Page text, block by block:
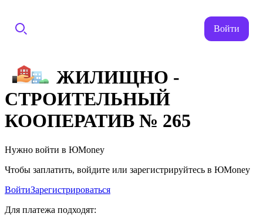
Войти
ЖИЛИЩНО -
СТРОИТЕЛЬНЫЙ
КООПЕРАТИВ № 265
Нужно войти в ЮMoney
Чтобы заплатить, войдите или зарегистрируйтесь в ЮMoney
ВойтиЗарегистрироваться
Для платежа подходят: